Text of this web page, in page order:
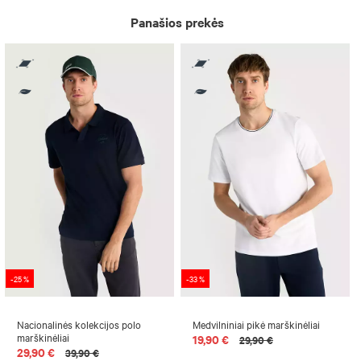
Panašios prekės
-25 %
Nacionalinės kolekcijos polo
marškinėliai
29,90 € 39,90 €
-33 %
Medvilniniai pikė marškinėliai
19,90 € 29,90 €